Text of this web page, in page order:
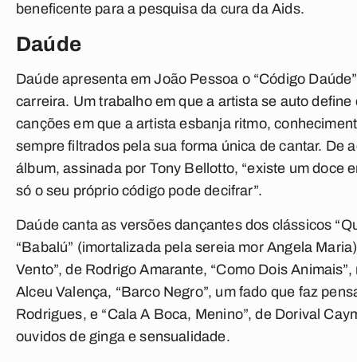
beneficente para a pesquisa da cura da Aids.
Daúde
Daúde apresenta em João Pessoa o “Código
carreira. Um trabalho em que a artista se auto
canções em que a artista esbanja ritmo,
sempre filtrados pela sua forma única de cantar. De
álbum, assinada por Tony Bellotto, “existe um doce
só o seu próprio código pode decifrar”.
Daúde canta as versões dançantes dos clássicos
“Babalú” (imortalizada pela sereia mor Angela
Vento”, de Rodrigo Amarante, “Como Dois
Alceu Valença, “Barco Negro”, um fado que faz
Rodrigues, e “Cala A Boca, Menino”, de Dorival
ouvidos de ginga e sensualidade.